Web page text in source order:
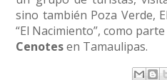
sino también Poza Verde,
“El Nacimiento”, como
Cenotesen Tamaulipas.